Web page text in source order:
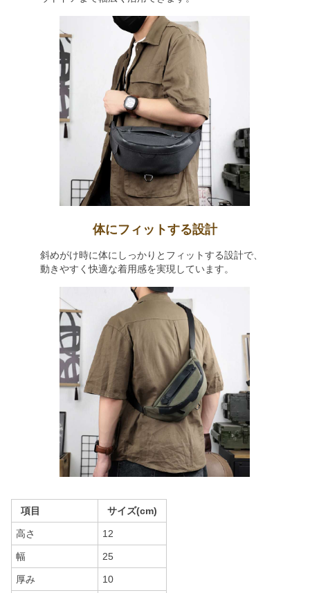
体にフィットする設計
斜めがけ時に体にしっかりとフィットする設計で、
動きやすく快適な着用感を実現しています。
項目 サイズ(cm)
高さ 12
幅 25
厚み 10